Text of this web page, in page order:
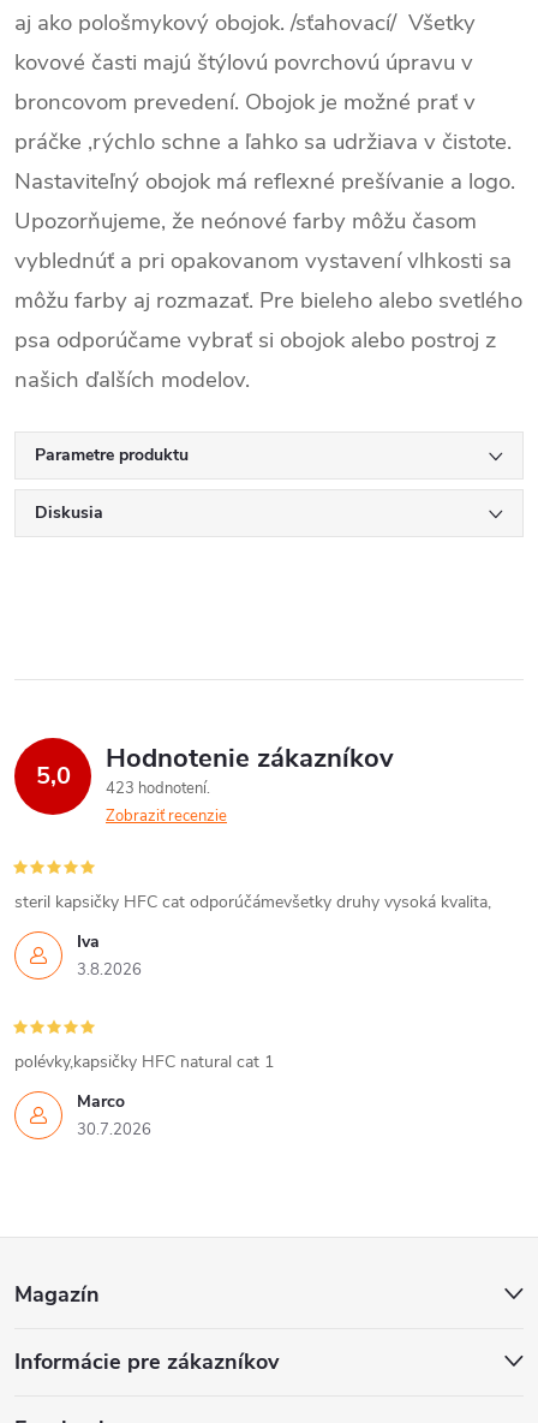
aj ako pološmykový obojok. /sťahovací/ Všetky
kovové časti majú štýlovú povrchovú úpravu v
broncovom prevedení. Obojok je možné prať v
práčke ,rýchlo schne a ľahko sa udržiava v čistote.
Nastaviteľný obojok má reflexné prešívanie a logo.
Upozorňujeme, že neónové farby môžu časom
vyblednúť a pri opakovanom vystavení vlhkosti sa
môžu farby aj rozmazať. Pre bieleho alebo svetlého
psa odporúčame vybrať si obojok alebo postroj z
našich ďalších modelov.
Parametre produktu
Diskusia
5,0 Hodnotenie zákazníkov
423 hodnotení
Zobraziť recenzie
Iva
3.8.2026
steril kapsičky HFC cat odporúčámevšetky druhy vysoká kvalita,
Marco
30.7.2026
polévky,kapsičky HFC natural cat 1
p
Magazín
Informácie pre zákazníkov